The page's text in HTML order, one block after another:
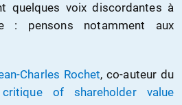
quelques voix discordantes à
: pensons notamment aux
Charles Rochet, co-auteur du
of shareholder value